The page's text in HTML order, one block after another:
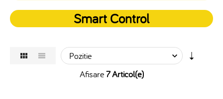
Smart Control
Afisare7 Articol(e)